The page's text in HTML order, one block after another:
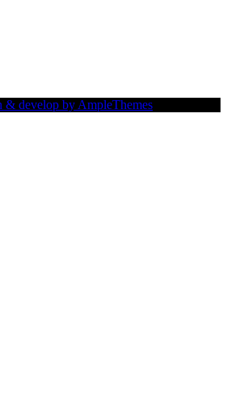
& develop by AmpleThemes